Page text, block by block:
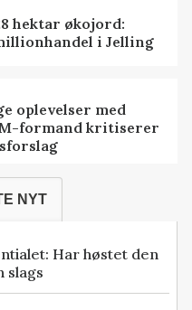
hektar økojord:
i Jelling
oplevelser med
formand kritiserer
NYT
Har høstet den
slags